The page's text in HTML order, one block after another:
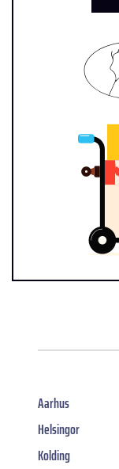
Aarhus
Helsingor
Kolding